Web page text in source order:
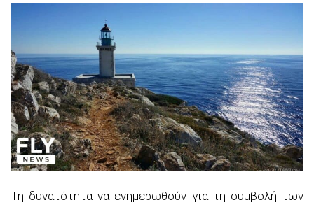
Τη δυνατότητα να ενημερωθούν για τη συμβολή των